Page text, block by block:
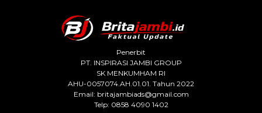
Penerbit
PT. INSPIRASI JAMBI GROUP
SK MENKUMHAM RI
AHU-0057074.AH.01.01. Tahun 2022
Email: britajambiads@gmail.com
Telp: 0858 4090 1402